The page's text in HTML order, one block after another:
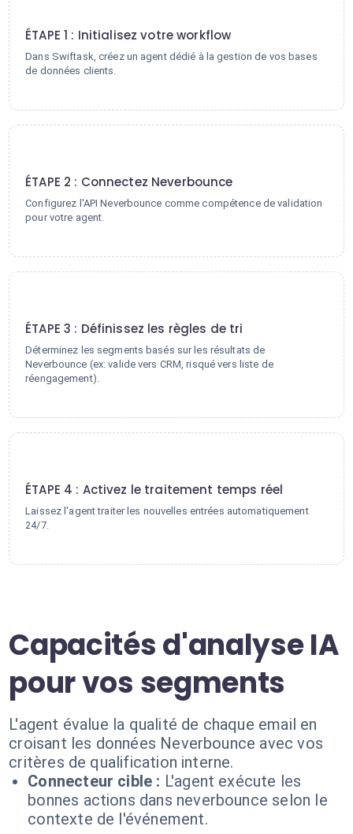
ÉTAPE 1 : Initialisez votre workflow
Dans Swiftask, créez un agent dédié à la gestion de vos bases
de données clients.
ÉTAPE 2 : Connectez Neverbounce
Configurez l'API Neverbounce comme compétence de validation
pour votre agent.
ÉTAPE 3 : Définissez les règles de tri
Déterminez les segments basés sur les résultats de
Neverbounce (ex: valide vers CRM, risqué vers liste de
réengagement).
ÉTAPE 4 : Activez le traitement temps réel
Laissez l'agent traiter les nouvelles entrées automatiquement
24/7.
Capacités d'analyse IA
pour vos segments
L'agent évalue la qualité de chaque email en
croisant les données Neverbounce avec vos
critères de qualification interne.
Connecteur cible : L'agent exécute les
bonnes actions dans neverbounce selon le
contexte de l'événement.